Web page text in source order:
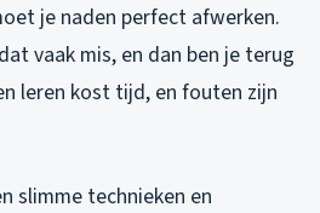
je naden perfect afwerken.
vaak mis, en dan ben je terug
leren kost tijd, en fouten zijn
slimme technieken en